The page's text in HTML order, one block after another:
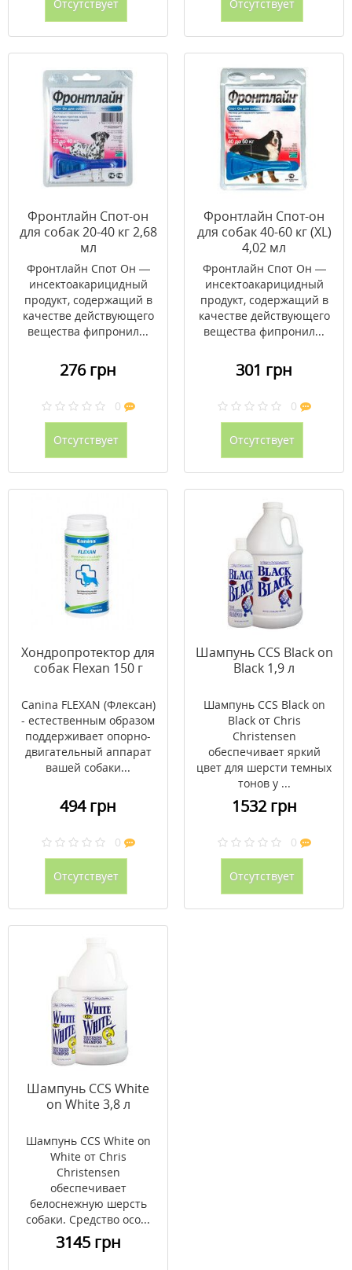
Отсутствует Отсутствует
Фронтлайн Спот-он
для собак 20-40 кг 2,68
мл
Фронтлайн Спот Он —
инсектоакарицидный
продукт, содержащий в
качестве действующего
вещества фипронил...
276 грн
0
Отсутствует
Фронтлайн Спот-он
для собак 40-60 кг (XL)
4,02 мл
Фронтлайн Спот Он —
инсектоакарицидный
продукт, содержащий в
качестве действующего
вещества фипронил...
301 грн
0
Отсутствует
Хондропротектор для
собак Flexan 150 г
Canina FLEXAN (Флексан)
- естественным образом
поддерживает опорно-
двигательный аппарат
вашей собаки...
494 грн
0
Отсутствует
Шампунь CCS Black on
Black 1,9 л
Шампунь CCS Black on
Black от Chris
Christensen
обеспечивает яркий
цвет для шерсти темных
тонов у ...
1532 грн
0
Отсутствует
Шампунь CCS White
on White 3,8 л
Шампунь CCS White on
White от Chris
Christensen
обеспечивает
белоснежную шерсть
собаки. Средство осо...
3145 грн